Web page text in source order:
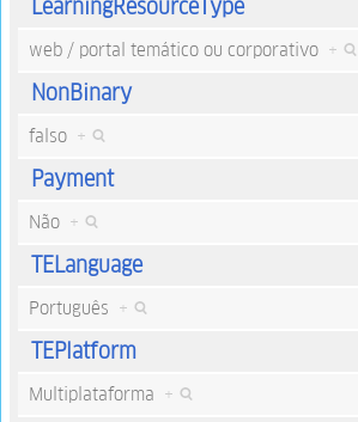
LearningResourceType
web / portal temático ou corporativo +
NonBinary
falso +
Payment
Não +
TELanguage
Português +
TEPlatform
Multiplataforma +